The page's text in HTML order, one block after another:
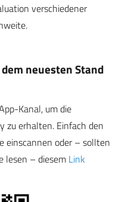
verschiedener
neuesten Stand
Kanal, um die
zu erhalten. Einfach den
einscannen oder – sollten
lesen – diesem Link